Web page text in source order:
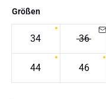
Größen
34 36
44 46